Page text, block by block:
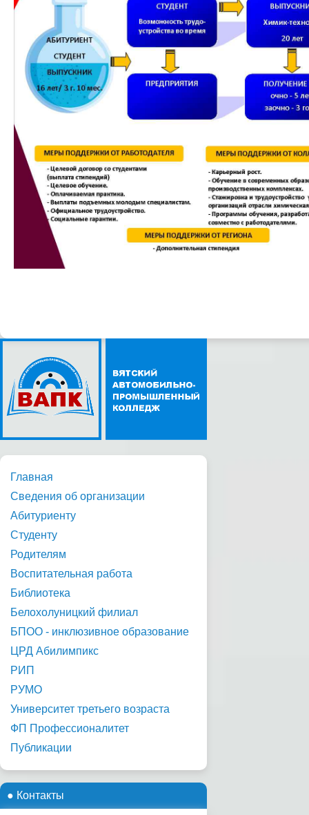
Главная
Сведения об организации
Абитуриенту
Студенту
Родителям
Воспитательная работа
Библиотека
Белохолуницкий филиал
БПОО - инклюзивное образование
ЦРД Абилимпикс
РИП
РУМО
Университет третьего возраста
ФП Профессионалитет
Публикации
● Контакты